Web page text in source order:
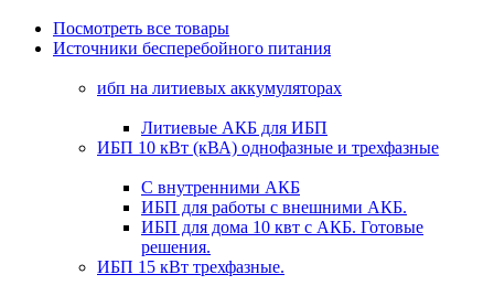
Посмотреть все товары
Источники бесперебойного питания
ибп на литиевых аккумуляторах
Литиевые АКБ для ИБП
ИБП 10 кВт (кВА) однофазные и трехфазные
С внутренними АКБ
ИБП для работы с внешними АКБ.
ИБП для дома 10 квт с АКБ. Готовые
решения.
ИБП 15 кВт трехфазные.